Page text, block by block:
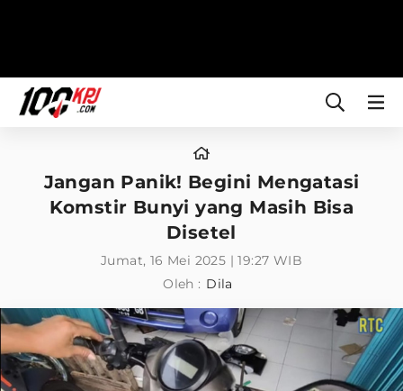
Jangan Panik! Begini Mengatasi
Komstir Bunyi yang Masih Bisa
Disetel
Jumat, 16 Mei 2025 | 19:27 WIB
Oleh : Dila